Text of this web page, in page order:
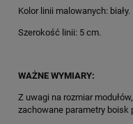
Kolor linii malowanych: biały.
Szerokość linii: 5 cm.
WAŻNE WYMIARY:
Z uwagi na rozmiar
zachowane parametry boisk